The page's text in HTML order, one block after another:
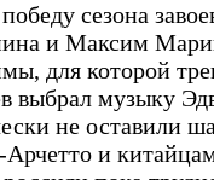
сезона
и Максим
для которой
выбрал музыку
не оставили
Арчетто и